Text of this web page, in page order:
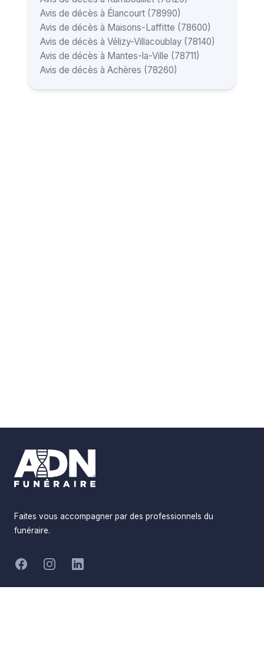
Avis de décès à Élancourt (78990)
Avis de décès à Maisons-Laffitte (78600)
Avis de décès à Vélizy-Villacoublay (78140)
Avis de décès à Mantes-la-Ville (78711)
Avis de décès à Achères (78260)
Footer
Faites vous accompagner par des professionnels du
funéraire.
FacebookInstagramLinkedIn